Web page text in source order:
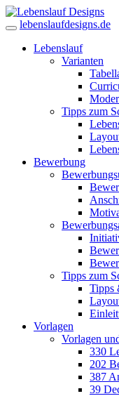
lebenslaufdesigns.de
Lebenslauf
Varianten
Tipps zum
Bewerbung
Tipps zum
Tipps
Vorlagen
Vorlagen
330
202
387
39